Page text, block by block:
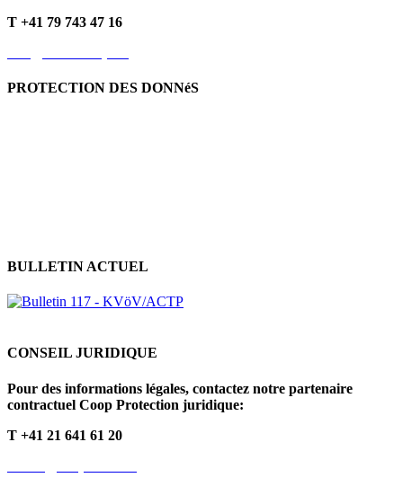
T +41 79 743 47 16
PROTECTION DES DONNéS
BULLETIN ACTUEL
CONSEIL JURIDIQUE
Pour des informations légales, contactez notre partenaire
contractuel Coop Protection juridique:
T +41 21 641 61 20